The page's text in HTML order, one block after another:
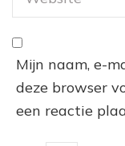
Mijn naam, e-
deze browser
een reactie